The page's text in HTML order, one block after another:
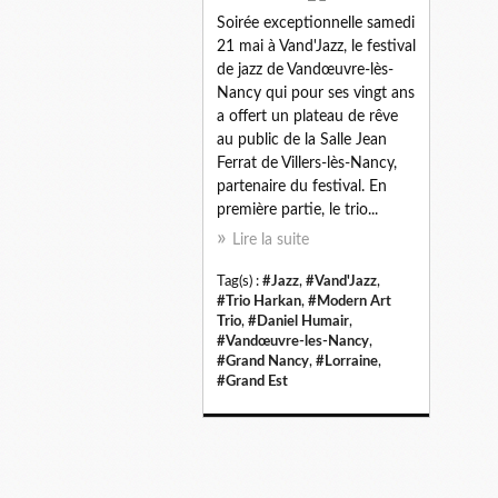
Soirée exceptionnelle samedi
21 mai à Vand'Jazz, le festival
de jazz de Vandœuvre-lès-
Nancy qui pour ses vingt ans
a offert un plateau de rêve
au public de la Salle Jean
Ferrat de Villers-lès-Nancy,
partenaire du festival. En
première partie, le trio...
Lire la suite
Tag(s) : #Jazz, #Vand'Jazz,
#Trio Harkan, #Modern Art
Trio, #Daniel Humair,
#Vandœuvre-les-Nancy,
#Grand Nancy, #Lorraine,
#Grand Est